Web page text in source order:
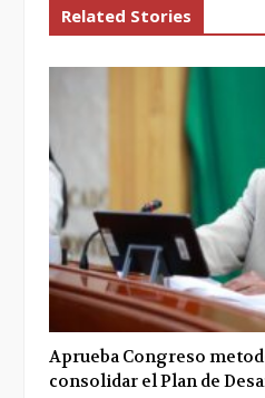
Related Stories
Aprueba Congreso
consolidar el Plan de